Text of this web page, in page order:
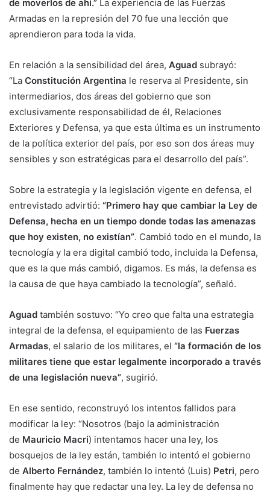
de moverlos de ahí.” La experiencia de las Fuerzas
Armadas en la represión del 70 fue una lección que
aprendieron para toda la vida.
En relación a la sensibilidad del área, Aguad subrayó:
“La Constitución Argentina le reserva al Presidente, sin
intermediarios, dos áreas del gobierno que son
exclusivamente responsabilidad de él, Relaciones
Exteriores y Defensa, ya que esta última es un instrumento
de la política exterior del país, por eso son dos áreas muy
sensibles y son estratégicas para el desarrollo del país”.
Sobre la estrategia y la legislación vigente en defensa, el
entrevistado advirtió: “Primero hay que cambiar la Ley de
Defensa, hecha en un tiempo donde todas las amenazas
que hoy existen, no existían”. Cambió todo en el mundo, la
tecnología y la era digital cambió todo, incluida la Defensa,
que es la que más cambió, digamos. Es más, la defensa es
la causa de que haya cambiado la tecnología”, señaló.
Aguad también sostuvo: “Yo creo que falta una estrategia
integral de la defensa, el equipamiento de las Fuerzas
Armadas, el salario de los militares, el “la formación de los
militares tiene que estar legalmente incorporado a través
de una legislación nueva”, sugirió.
En ese sentido, reconstruyó los intentos fallidos para
modificar la ley: “Nosotros (bajo la administración
de Mauricio Macri) intentamos hacer una ley, los
bosquejos de la ley están, también lo intentó el gobierno
de Alberto Fernández, también lo intentó (Luis) Petri, pero
finalmente hay que redactar una ley. La ley de defensa no